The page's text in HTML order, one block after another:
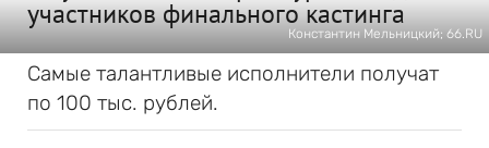
участников финального кастинга
Константин Мельницкий; 66.RU
Самые талантливые исполнители получат
по 100 тыс. рублей.